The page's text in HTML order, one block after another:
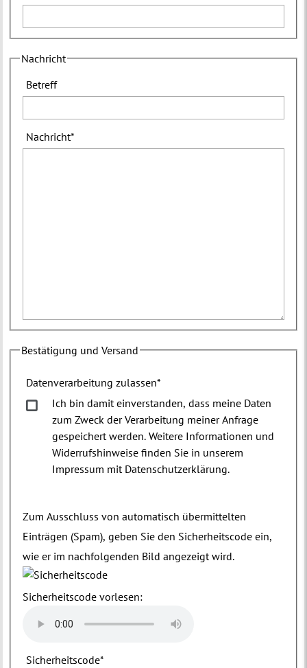
Nachricht
Betreff
Nachricht*
Bestätigung und Versand
Datenverarbeitung zulassen*
Ich bin damit einverstanden, dass meine Daten
zum Zweck der Verarbeitung meiner Anfrage
gespeichert werden. Weitere Informationen und
Widerrufshinweise finden Sie in unserem
Impressum mit Datenschutzerklärung.
Zum Ausschluss von automatisch übermittelten
Einträgen (Spam), geben Sie den Sicherheitscode ein,
wie er im nachfolgenden Bild angezeigt wird.
Sicherheitscode vorlesen:
Sicherheitscode*